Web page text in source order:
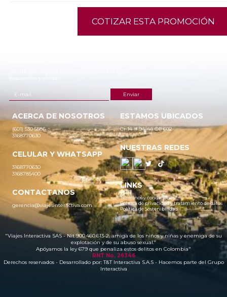
COTIZAR ESTA PROMOCIÓN
ACERCA DE NOSOTROS
(601) 530 5586
3168770630
CELULAR Y WHATSAPP
3168770630
3168785400
CONTACTANOS
gerencia@viajesinteractiva.com
ESTAMOS UBICADOS
Cr 14 # 94-44 OF 602
NUESTRAS REDES
LINKS
Términos y condiciones
Política de privacidad y tratamiento de datos
Política de Sostenibilidad
"Viajes Interactiva SAS - Nit 900.460.613-2, amiga de los niños y niñas y enemiga de su
explotación y de su abuso sexual."
Apóyamos la ley 679 que penaliza estos delitos en Colombia"
RNT No. 26346
Derechos reservados - Desarrollado por:T&T Interactiva S.A.S- Hacemos parte del Grupo
Interactiva